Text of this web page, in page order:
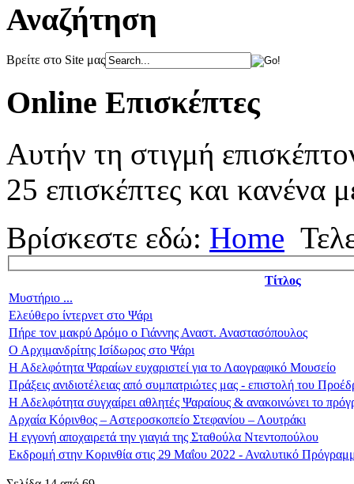
Αναζήτηση
Βρείτε στο Site μας
Online Επισκέπτες
Αυτήν τη στιγμή
25 επισκέπτες και κανένα
Βρίσκεστε εδώ: Home
Τίτλος
Μυστήριο ...
Ελεύθερο ίντερνετ στο Ψάρι
Πήρε τον μακρύ Δρόμο ο Γιάννης Αναστ. Αναστασόπουλος
Ο Αρχιμανδρίτης Ισίδωρος στο Ψάρι
Η Αδελφότητα Ψαραίων ευχαριστεί για το Λαογραφικό Μουσείο
Πράξεις ανιδιοτέλειας από συμπατριώτες μας - επιστολή του
Η Αδελφότητα συγχαίρει αθλητές Ψαραίους & ανακοινώνει το
Αρχαία Κόρινθος – Αστεροσκοπείο Στεφανίου – Λουτράκι
Η εγγονή αποχαιρετά την γιαγιά της Σταθούλα Ντεντοπούλου
Εκδρομή στην Κορινθία στις 29 Μαΐου 2022 - Αναλυτικό